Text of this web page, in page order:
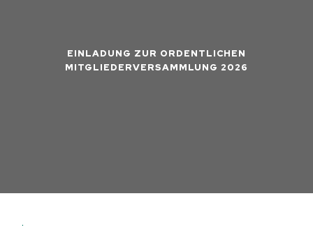
EINLADUNG ZUR ORDENTLICHEN
MITGLIEDERVERSAMMLUNG 2026